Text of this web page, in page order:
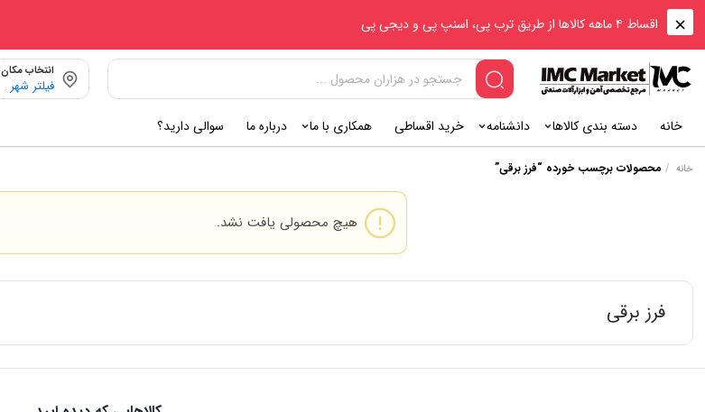
اقساط ۴ ماهه کالاها از طریق ترب پی، اسنپ پی و دیجی پی
انتخاب مکان
فیلتر شهر
خانه دسته بندی کالاها دانشنامه خرید اقساطی همکاری با ما درباره ما سوالی دارید؟
خانه / محصولات برچسب خورده “فرز برقی”
هیچ محصولی یافت نشد.
فرز برقی